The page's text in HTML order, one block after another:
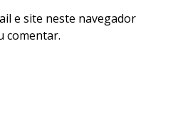
e site neste navegador
comentar.